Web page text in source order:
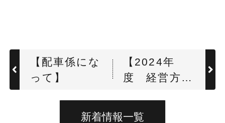
【配車係にな
って】
【2024年
度 経営方針
新着情報一覧